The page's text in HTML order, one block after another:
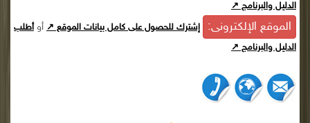
الدليل والبرنامج ↗
الموقع الإلكترونى: إشترك للحصول على كامل بيانات الموقع ↗ أوأطلب
الدليل والبرنامج ↗